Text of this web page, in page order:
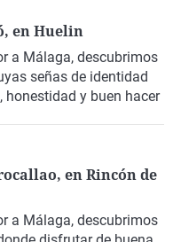
en Huelin
a Málaga, descubrimos
señas de identidad
honestidad y buen hacer
en Rincón de
a Málaga, descubrimos